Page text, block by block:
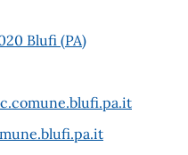
Blufi (PA)